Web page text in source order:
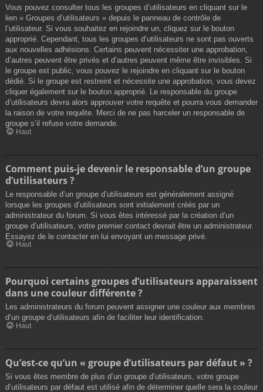
Vous pouvez consulter tous les groupes d’utilisateurs en cliquant sur le
lien « Groupes d’utilisateurs » depuis le panneau de contrôle de
l’utilisateur. Si vous souhaitez en rejoindre un, cliquez sur le bouton
approprié. Cependant, tous les groupes d’utilisateurs ne sont pas ouverts
aux nouvelles adhésions. Certains peuvent nécessiter une approbation,
d’autres peuvent être privés et d’autres peuvent même être invisibles. Si
le groupe est public, vous pouvez le rejoindre en cliquant sur le bouton
dédié. Si le groupe est restreint et nécessite une approbation, vous devez
cliquer également sur le bouton approprié. Le responsable du groupe
d’utilisateurs devra alors approuver votre requête et pourra vous demander
la raison de votre requête. Merci de ne pas harceler un responsable de
groupe s’il refuse votre demande.
Haut
Comment puis-je devenir le responsable d’un groupe
d’utilisateurs ?
Le responsable d’un groupe d’utilisateurs est généralement assigné
lorsque les groupes d’utilisateurs sont initialement créés par un
administrateur du forum. Si vous êtes intéressé par la création d’un
groupe d’utilisateurs, votre premier contact devrait être un administrateur.
Essayez de le contacter en lui envoyant un message privé.
Haut
Pourquoi certains groupes d’utilisateurs apparaissent
dans une couleur différente ?
Les administrateurs du forum peuvent assigner une couleur aux membres
d’un groupe d’utilisateurs afin de faciliter leur identification.
Haut
Qu’est-ce qu’un « groupe d’utilisateurs par défaut » ?
Si vous êtes membre de plus d’un groupe d’utilisateurs, votre groupe
d’utilisateurs par défaut est utilisé afin de déterminer quelle sera la couleur